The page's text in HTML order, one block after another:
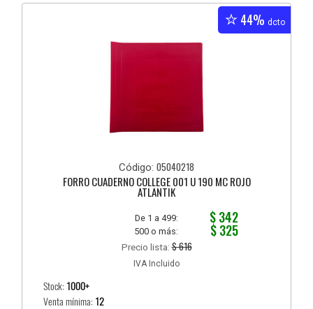
44% dcto
Código: 05040218
FORRO CUADERNO COLLEGE 001 U 190 MC ROJO
ATLANTIK
De 1 a 499: $ 342
500 o más: $ 325
Precio lista:$ 616
IVA Incluido
Stock: 1000+
Venta mínima: 12